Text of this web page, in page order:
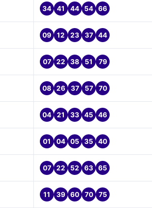
34 41 44 54 66
09 12 23 37 44
07 22 38 51 79
08 26 37 57 70
04 21 33 45 46
01 04 05 35 40
07 22 52 63 65
11 39 60 70 75